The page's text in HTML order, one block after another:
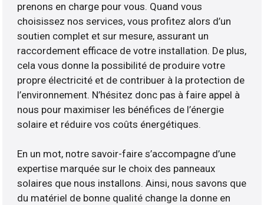
prenons en charge pour vous. Quand vous
choisissez nos services, vous profitez alors d’un
soutien complet et sur mesure, assurant un
raccordement efficace de votre installation. De plus,
cela vous donne la possibilité de produire votre
propre électricité et de contribuer à la protection de
l’environnement. N’hésitez donc pas à faire appel à
nous pour maximiser les bénéfices de l’énergie
solaire et réduire vos coûts énergétiques.
En un mot, notre savoir-faire s’accompagne d’une
expertise marquée sur le choix des panneaux
solaires que nous installons. Ainsi, nous savons que
du matériel de bonne qualité change la donne en